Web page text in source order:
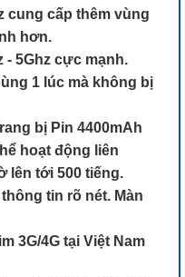
cung cấp thêm vùng
hơn.
- 5Ghz cực mạnh.
1 lúc mà không bị
bị Pin 4400mAh
hoạt động liên
lên tới 500 tiếng.
tin rõ nét. Màn
3G/4G tại Việt Nam